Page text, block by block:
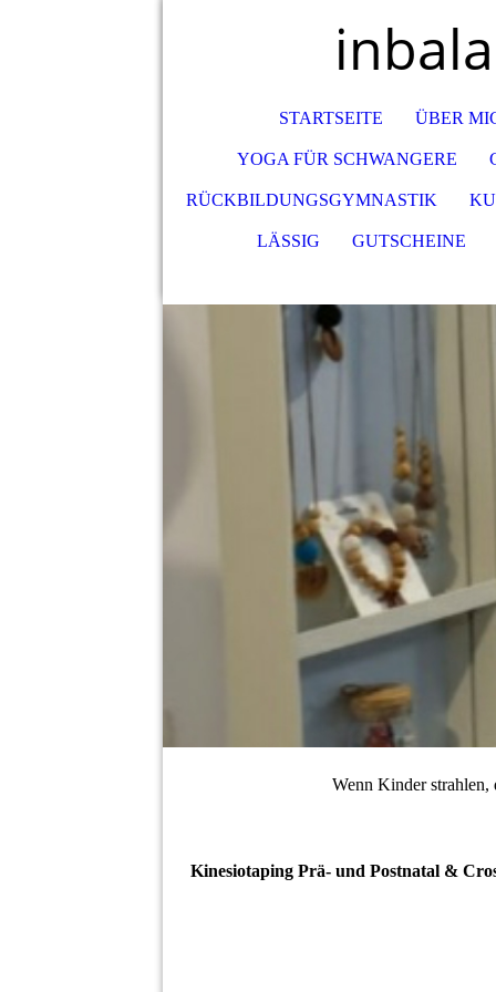
STARTSEITE ÜBER
YOGA FÜR SCHWANGERE
RÜCKBILDUNGSGYMNASTIK
LÄSSIG GUTSCHEINE
Wenn Kinder strahlen,
Kinesiotaping Prä- und Postnatal &